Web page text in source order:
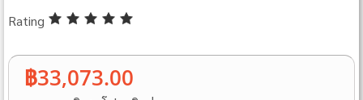
Rating
฿33,073.00